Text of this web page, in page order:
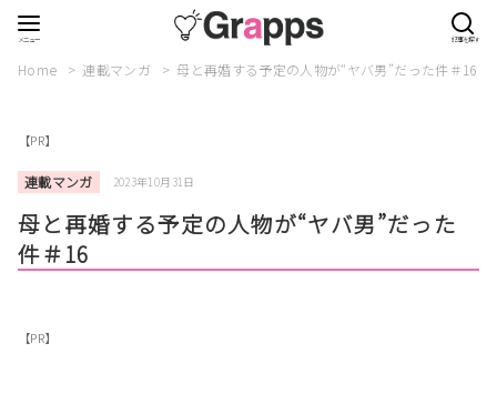
Home 連載マンガ 母と再婚する予定の人物が“ヤバ男”だった件＃16
【PR】
連載マンガ 2023年10月31日
母と再婚する予定の人物が“ヤバ男”だった
件＃16
【PR】